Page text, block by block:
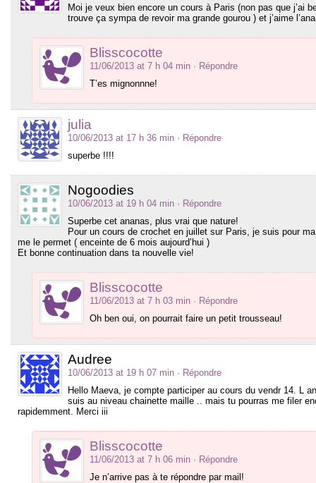
Moi je veux bien encore un cours à Paris (non pas que j’ai
trouve ça sympa de revoir ma grande gourou ) et j’aime
Blisscocotte
11/06/2013 at 7 h 04 min · Répondre
T’es mignonnne!
julia
10/06/2013 at 17 h 36 min · Répondre
superbe !!!!
Nogoodies
10/06/2013 at 19 h 04 min · Répondre
Superbe cet ananas, plus vrai que nature!
Pour un cours de crochet en juillet sur Paris, je suis pour
me le permet ( enceinte de 6 mois aujourd’hui )
Et bonne continuation dans ta nouvelle vie!
Blisscocotte
11/06/2013 at 7 h 03 min · Répondre
Oh ben oui, on pourrait faire un petit trousseau!
Audree
10/06/2013 at 19 h 07 min · Répondre
Hello Maeva, je compte participer au cours du vendr 14. L
suis au niveau chainette maille .. mais tu pourras me filer
rapidemment. Merci iii
Blisscocotte
11/06/2013 at 7 h 06 min · Répondre
Je n’arrive pas à te répondre par mail!